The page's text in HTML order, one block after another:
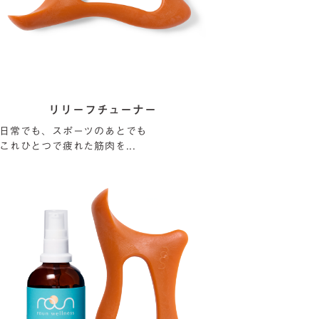
リリーフチューナー
日常でも、スポーツのあとでも
これひとつで疲れた筋肉を...